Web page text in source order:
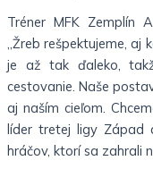
Tréner MFK Zemplín
„Žreb rešpektujeme, aj
je až tak ďaleko,
cestovanie. Naše
aj naším cieľom.
líder tretej ligy Západ
hráčov, ktorí sa zahrali